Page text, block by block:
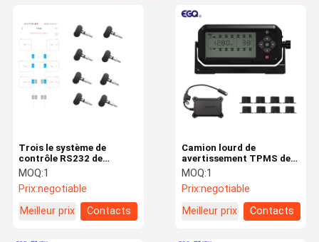
Camion lourd de
avertissement TPMS de
batterie du système
345mAh du camion TPMS
de puissance faible
MOQ:1
Prix:negotiable
Meilleur prix
Contacts
Trois le système de
contrôle RS232 de
pression des pneus du
camion TPMS de pneu a
produit la voiture TPMS
MOQ:1
Prix:negotiable
Meilleur prix
Contacts